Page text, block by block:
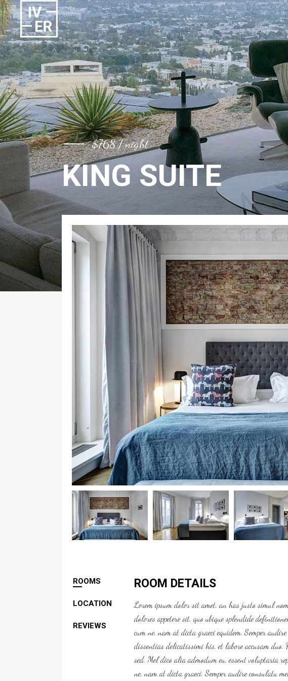
$768 / night
KING SUITE
ROOMS
LOCATION
REVIEWS
ROOM DETAILS
Lorem ipsum dolor sit amet, an has justo simul
dolores appetere sit, quo ubique splendide
cum ne, nam at dicta graeci equidem. Semper
dissentias delicatissimi his, et labore accusam
sed. Mel dico alia admodum eu, essent voluptaria
ne, nam at dicta graeci. Semper audire consulatu